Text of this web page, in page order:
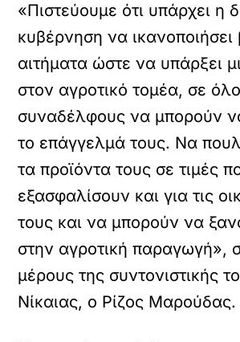
«Πιστεύουμε ότι υπάρχει η
κυβέρνηση να ικανοποιήσει
αιτήματα ώστε να υπάρξει
στον αγροτικό τομέα, σε
συναδέλφους να μπορούν
το επάγγελμά τους. Να
τα προϊόντα τους σε τιμές
εξασφαλίσουν και για τις
τους και να μπορούν να
στην αγροτική παραγωγή»,
μέρους της συντονιστικής
Νίκαιας, ο Ρίζος Μαρούδας.